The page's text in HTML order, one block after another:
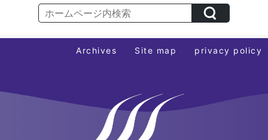
Archives Site map privacy policy